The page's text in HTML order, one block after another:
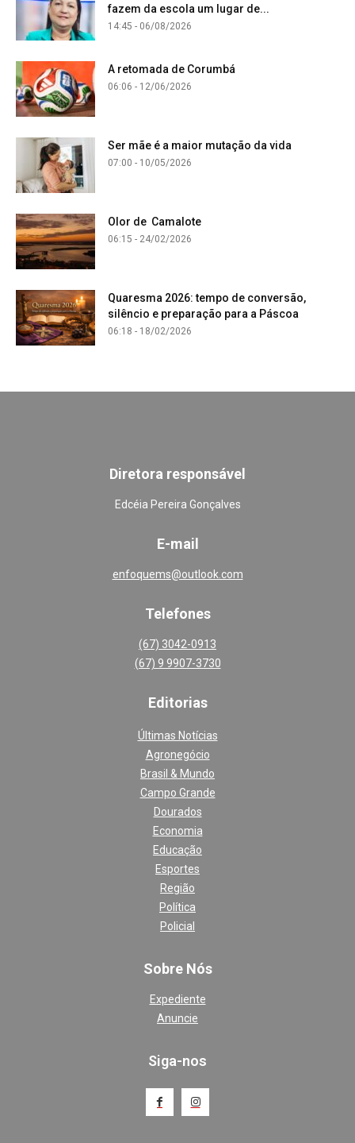
fazem da escola um lugar de...
14:45 - 06/08/2026
A retomada de Corumbá
06:06 - 12/06/2026
Ser mãe é a maior mutação da vida
07:00 - 10/05/2026
Olor de Camalote
06:15 - 24/02/2026
Quaresma 2026: tempo de conversão,
silêncio e preparação para a Páscoa
06:18 - 18/02/2026
Diretora responsável
Edcéia Pereira Gonçalves
E-mail
enfoquems@outlook.com
Telefones
(67) 3042-0913
(67) 9 9907-3730
Editorias
Últimas Notícias
Agronegócio
Brasil & Mundo
Campo Grande
Dourados
Economia
Educação
Esportes
Região
Política
Policial
Sobre Nós
Expediente
Anuncie
Siga-nos